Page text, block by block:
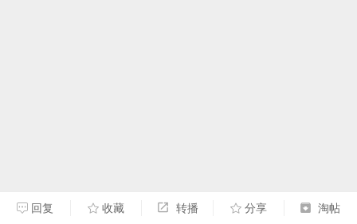
回复 收藏 转播 分享 淘帖